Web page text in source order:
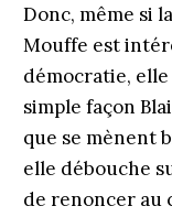
Donc, même si
Mouffe est
démocratie,
simple façon
que se mènent
elle débouche
de renoncer au